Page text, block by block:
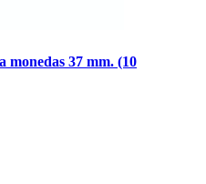
37 mm. (10